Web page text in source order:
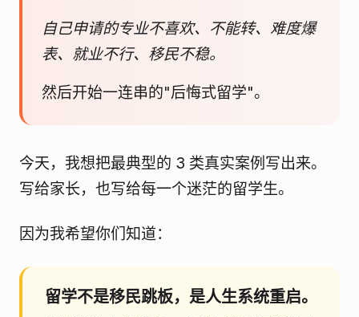
自己申请的专业不喜欢、不能转、难度爆
表、就业不行、移民不稳。
然后开始一连串的"后悔式留学"。
今天，我想把最典型的 3 类真实案例写出来。
写给家长，也写给每一个迷茫的留学生。
因为我希望你们知道：
留学不是移民跳板，是人生系统重启。